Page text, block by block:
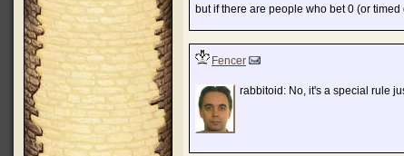
but if there are people who bet 0 (or
Fencer
rabbitoid: No, it's a special rule